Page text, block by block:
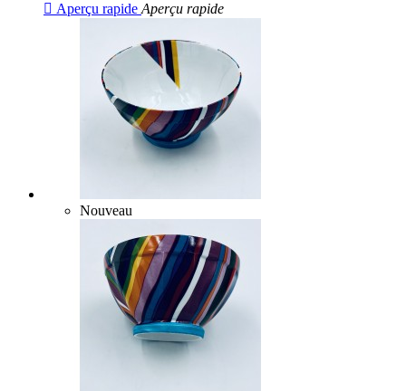
 Aperçu rapide Aperçu rapide
Nouveau